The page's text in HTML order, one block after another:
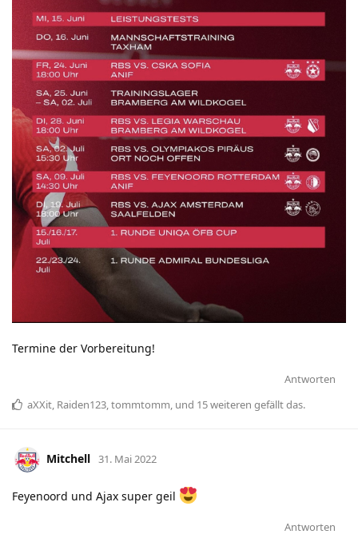
Termine der Vorbereitung!
Antworten
aXXit, Raiden123,tommtomm, und 15weiteren gefällt das.
Mitchell 31. Mai 2022
Feyenoord und Ajax super geil
Antworten